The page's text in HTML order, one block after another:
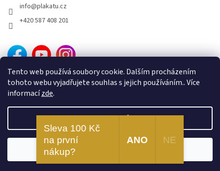
Tento web používá soubory cookie. Dalším procházením
tohoto webu vyjadřujete souhlas s jejich používáním.. Více
informacízde.
Nastavení
Odmítnout
info@plakatu.cz
+420 587 408 201
Copyright 2026
Sleva 100 Kč
na první
nákup?
ANO NE